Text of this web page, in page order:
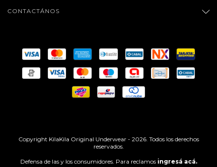
CONTACTÁNOS
Copyright KilaKila Original Underwear - 2026. Todos los derechos
reservados.
Defensa de las y los consumidores. Para reclamos ingresá acá.